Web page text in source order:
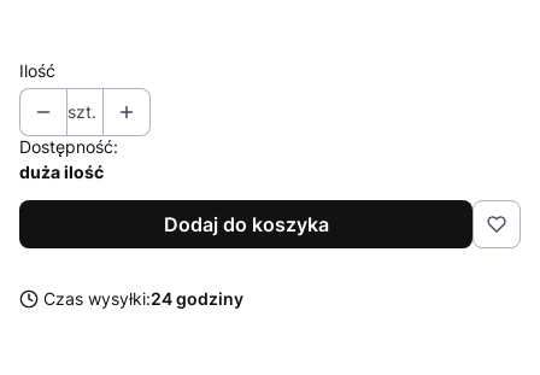
Ilość
szt.
Dostępność:
duża ilość
Dodaj do koszyka
Czas wysyłki:24 godziny